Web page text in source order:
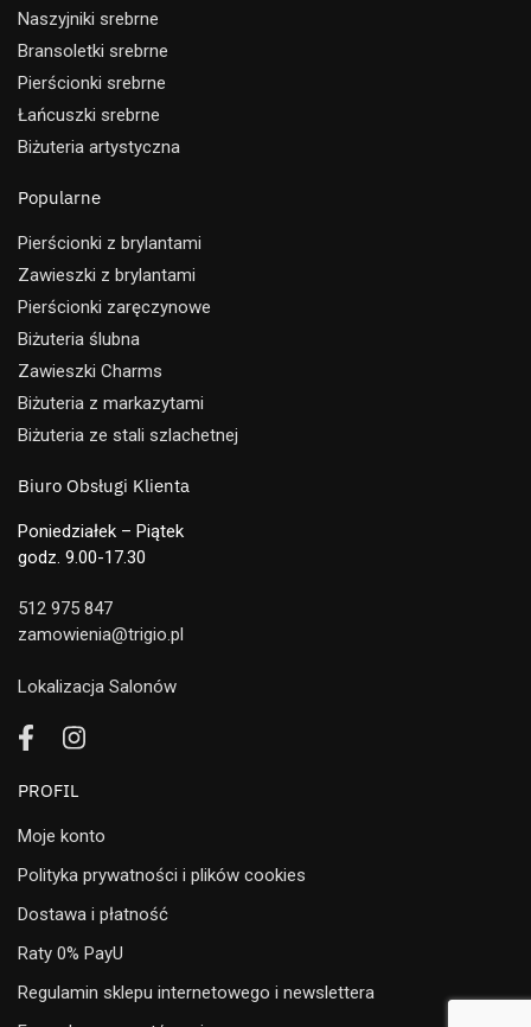
Naszyjniki srebrne
Bransoletki srebrne
Pierścionki srebrne
Łańcuszki srebrne
Biżuteria artystyczna
Popularne
Pierścionki z brylantami
Zawieszki z brylantami
Pierścionki zaręczynowe
Biżuteria ślubna
Zawieszki Charms
Biżuteria z markazytami
Biżuteria ze stali szlachetnej
Biuro Obsługi Klienta
Poniedziałek – Piątek
godz. 9.00-17.30
512 975 847
zamowienia@trigio.pl
Lokalizacja Salonów
PROFIL
Moje konto
Polityka prywatności i plików cookies
Dostawa i płatność
Raty 0% PayU
Regulamin sklepu internetowego i newslettera